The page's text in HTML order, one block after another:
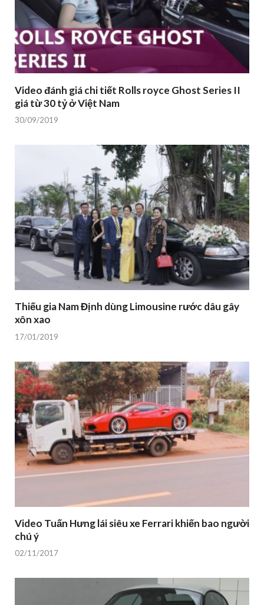
Video đánh giá chi tiết Rolls royce Ghost Series II
giá từ 30 tỷ ở Việt Nam
30/09/2019
Thiếu gia Nam Định dùng Limousine rước dâu gây
xôn xao
17/01/2019
Video Tuấn Hưng lái siêu xe Ferrari khiến bao người
chú ý
02/11/2017